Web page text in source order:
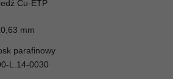
Cu-ETP
mm
parafinowy
L.14-0030